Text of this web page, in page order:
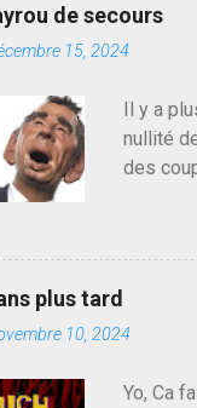
e
r
u
m
m
e
n
r
de secours
15, 2024
Il y a
nullité
des
déjà le
du
de
plus tard
10, 2024
Yo, Ca